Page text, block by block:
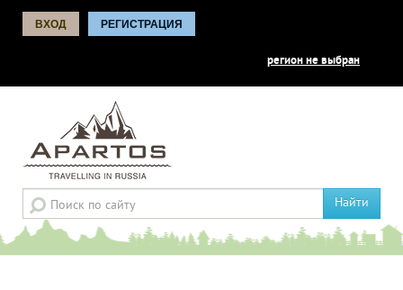
ВХОД РЕГИСТРАЦИЯ
регион не выбран
Найти